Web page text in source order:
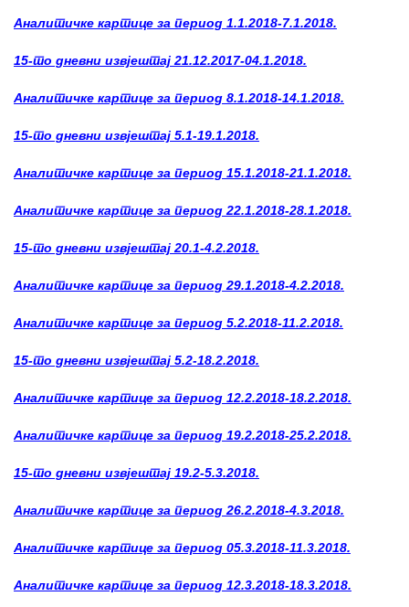
Аналитичке картице за период 1.1.2018-7.1.2018.
15-то дневни извјештај 21.12.2017-04.1.2018.
Аналитичке картице за период 8.1.2018-14.1.2018.
15-то дневни извјештај 5.1-19.1.2018.
Аналитичке картице за период 15.1.2018-21.1.2018.
Аналитичке картице за период 22.1.2018-28.1.2018.
15-то дневни извјештај 20.1-4.2.2018.
Аналитичке картице за период 29.1.2018-4.2.2018.
Аналитичке картице за период 5.2.2018-11.2.2018.
15-то дневни извјештај 5.2-18.2.2018.
Аналитичке картице за период 12.2.2018-18.2.2018.
Аналитичке картице за период 19.2.2018-25.2.2018.
15-то дневни извјештај 19.2-5.3.2018.
Аналитичке картице за период 26.2.2018-4.3.2018.
Аналитичке картице за период 05.3.2018-11.3.2018.
Аналитичке картице за период 12.3.2018-18.3.2018.